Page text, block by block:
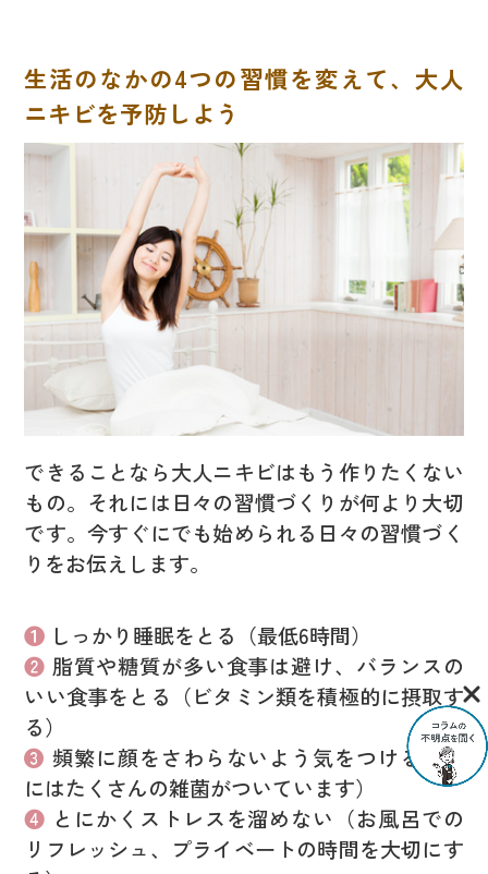
生活のなかの4つの習慣を変えて、大人
ニキビを予防しよう
できることなら大人ニキビはもう作りたくない
もの。それには日々の習慣づくりが何より大切
です。今すぐにでも始められる日々の習慣づく
りをお伝えします。
❶ しっかり睡眠をとる（最低6時間）
❷脂質や糖質が多い食事は避け、バランスの
いい食事をとる（ビタミン類を積極的に摂取す
る）
❸頻繁に顔をさわらないよう気をつける（手
にはたくさんの雑菌がついています）
❹ とにかくストレスを溜めない（お風呂での
リフレッシュ、プライベートの時間を大切にす